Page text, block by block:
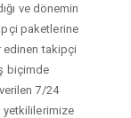
ve dönemin
paketlerine
edinen takipçi
biçimde
7/24
yetkililerimize